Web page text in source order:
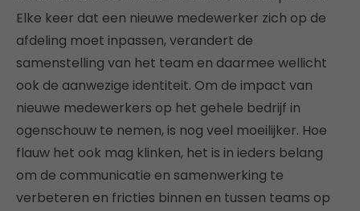
Elke keer dat een nieuwe medewerker zich op de
afdeling moet inpassen, verandert de
samenstelling van het team en daarmee wellicht
ook de aanwezige identiteit. Om de impact van
nieuwe medewerkers op het gehele bedrijf in
ogenschouw te nemen, is nog veel moeilijker. Hoe
flauw het ook mag klinken, het is in ieders belang
om de communicatie en samenwerking te
verbeteren en fricties binnen en tussen teams op